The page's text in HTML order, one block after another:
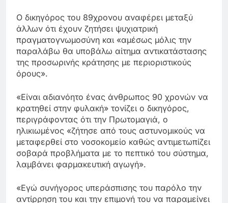
Ο δικηγόρος του 89χρονου αναφέρει μεταξύ
άλλων ότι έχουν ζητήσει ψυχιατρική
πραγματογνωμοσύνη και «αμέσως μόλις την
παραλάβω θα υποβάλω αίτημα αντικατάστασης
της προσωρινής κράτησης με περιοριστικούς
όρους».
«Είναι αδιανόητο ένας άνθρωπος 90 χρονών να
κρατηθεί στην φυλακή» τονίζει ο δικηγόρος,
περιγράφοντας ότι την Πρωτομαγιά, ο
ηλικιωμένος «ζήτησε από τους αστυνομικούς να
μεταφερθεί στο νοσοκομείο καθώς αντιμετωπίζει
σοβαρά προβλήματα με το πεπτικό του σύστημα,
λαμβάνει φαρμακευτική αγωγή».
«Εγώ συνήγορος υπεράσπισης του παρόλο την
αντίρρηση του και την επιμονή του να παραμείνει